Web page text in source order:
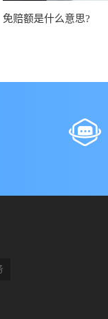
免赔额是什么意思?